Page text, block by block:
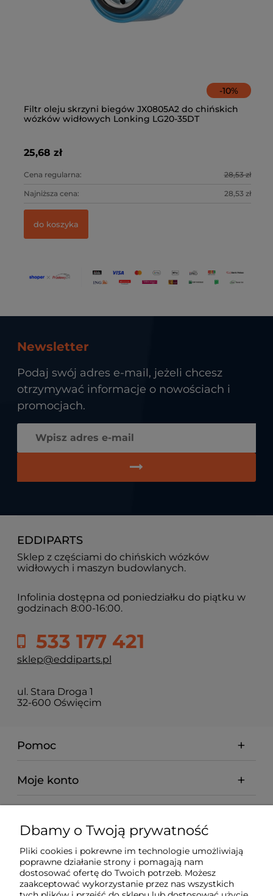
-10%
Filtr oleju skrzyni biegów JX0805A2 do chińskich
wózków widłowych Lonking LG20-35DT
25,68 zł
Cena regularna: 28,53 zł
Najniższa cena: 28,53 zł
do koszyka
Newsletter
Podaj swój adres e-mail, jeżeli chcesz
otrzymywać informacje o nowościach i
promocjach.
EDDIPARTS
Sklep z częściami do chińskich wózków
widłowych i maszyn budowlanych.
Infolinia dostępna od poniedziałku do piątku w
godzinach 8:00-16:00.
533 177 421
sklep@eddiparts.pl
ul. Stara Droga 1
32-600 Oświęcim
Pomoc
Moje konto
Informacje
O nas
Dbamy o Twoją prywatność
Pliki cookies i pokrewne im technologie umożliwiają
poprawne działanie strony i pomagają nam
dostosować ofertę do Twoich potrzeb. Możesz
zaakceptować wykorzystanie przez nas wszystkich